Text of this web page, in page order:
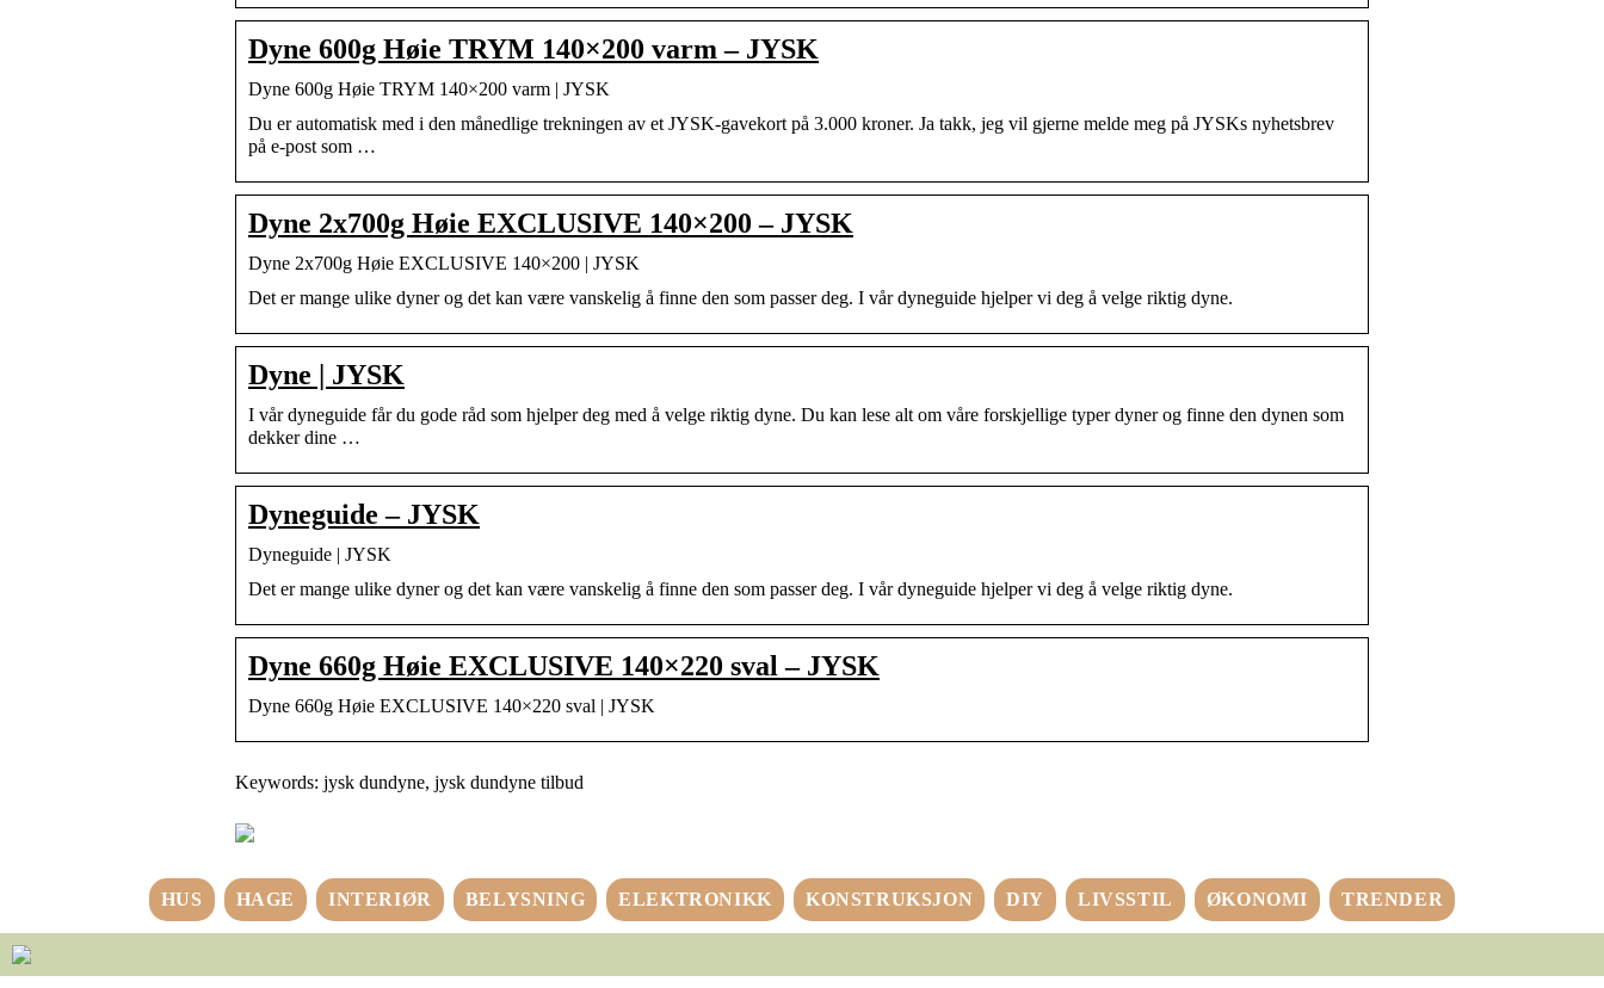
Dyne 600g Høie TRYM 140×200 varm – JYSK
Dyne 600g Høie TRYM 140×200 varm | JYSK
Du er automatisk med i den månedlige trekningen av et JYSK-gavekort på 3.000 kroner. Ja takk, jeg vil gjerne melde meg på JYSKs nyhetsbrev
på e-post som …
Dyne 2x700g Høie EXCLUSIVE 140×200 – JYSK
Dyne 2x700g Høie EXCLUSIVE 140×200 | JYSK
Det er mange ulike dyner og det kan være vanskelig å finne den som passer deg. I vår dyneguide hjelper vi deg å velge riktig dyne.
Dyne | JYSK
I vår dyneguide får du gode råd som hjelper deg med å velge riktig dyne. Du kan lese alt om våre forskjellige typer dyner og finne den dynen som
dekker dine …
Dyneguide – JYSK
Dyneguide | JYSK
Det er mange ulike dyner og det kan være vanskelig å finne den som passer deg. I vår dyneguide hjelper vi deg å velge riktig dyne.
Dyne 660g Høie EXCLUSIVE 140×220 sval – JYSK
Dyne 660g Høie EXCLUSIVE 140×220 sval | JYSK
Keywords: jysk dundyne, jysk dundyne tilbud
HUS HAGE INTERIØR BELYSNING ELEKTRONIKK KONSTRUKSJON DIY LIVSSTIL ØKONOMI TRENDER